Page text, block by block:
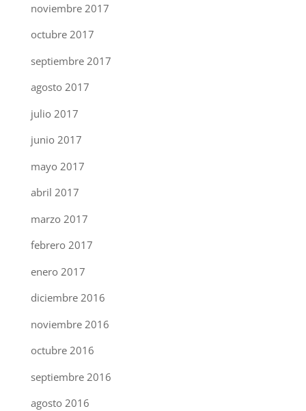
noviembre 2017
octubre 2017
septiembre 2017
agosto 2017
julio 2017
junio 2017
mayo 2017
abril 2017
marzo 2017
febrero 2017
enero 2017
diciembre 2016
noviembre 2016
octubre 2016
septiembre 2016
agosto 2016